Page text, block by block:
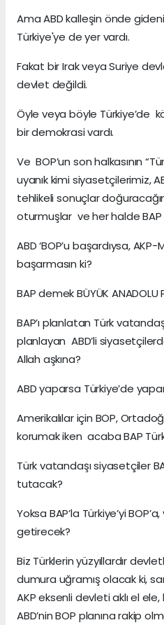
Ama ABD kalleşin önde
Türkiye'ye de yer vardı.
Fakat bir Irak veya Suriye
devlet değildi.
Öyle veya böyle Türkiye’de
bir demokrasi vardı.
Ve BOP’un son halkasının
uyanık kimi siyasetçilerimiz,
tehlikeli sonuçlar
oturmuşlar ve her halde BAP
ABD ‘BOP’u başardıysa,
başarmasın ki?
BAP demek BÜYÜK ANADOLU
BAP’ı planlatan Türk
planlayan ABD’li
Allah aşkına?
ABD yaparsa Türkiye’de
Amerikalılar için BOP,
korumak iken acaba BAP
Türk vatandaşı siyasetçiler
tutacak?
Yoksa BAP’la Türkiye’yi
getirecek?
Biz Türklerin yüzyıllardır
dumura uğramış olacak ki,
AKP eksenli devleti aklı el
ABD’nin BOP planına rakip